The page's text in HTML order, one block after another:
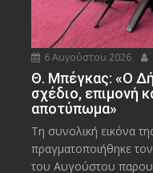
6 Αυγούστου 2026
Θ. Μπέγκας: «Ο
σχέδιο, επιμονή
αποτύπωμα»
Τη συνολική εικόνα
πραγματοποιήθηκε τον
του Αυγούστου